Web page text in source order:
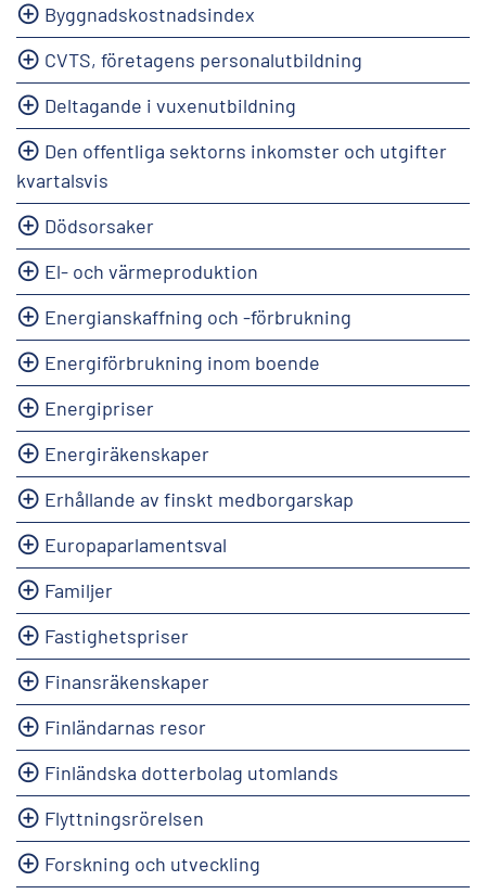
Byggnadskostnadsindex
CVTS, företagens personalutbildning
Deltagande i vuxenutbildning
Den offentliga sektorns inkomster och utgifter
kvartalsvis
Dödsorsaker
El- och värmeproduktion
Energianskaffning och -förbrukning
Energiförbrukning inom boende
Energipriser
Energiräkenskaper
Erhållande av finskt medborgarskap
Europaparlamentsval
Familjer
Fastighetspriser
Finansräkenskaper
Finländarnas resor
Finländska dotterbolag utomlands
Flyttningsrörelsen
Forskning och utveckling